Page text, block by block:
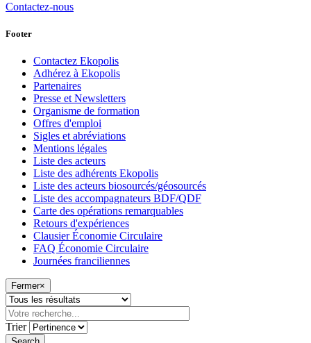
Contactez-nous
Footer
Contactez Ekopolis
Adhérez à Ekopolis
Partenaires
Presse et Newsletters
Organisme de formation
Offres d'emploi
Sigles et abréviations
Mentions légales
Liste des acteurs
Liste des adhérents Ekopolis
Liste des acteurs biosourcés/géosourcés
Liste des accompagnateurs BDF/QDF
Carte des opérations remarquables
Retours d'expériences
Clausier Économie Circulaire
FAQ Économie Circulaire
Journées franciliennes
Fermer×
Trier